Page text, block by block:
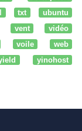
txt
ubuntu
vent
vidéo
voile
web
yinohost